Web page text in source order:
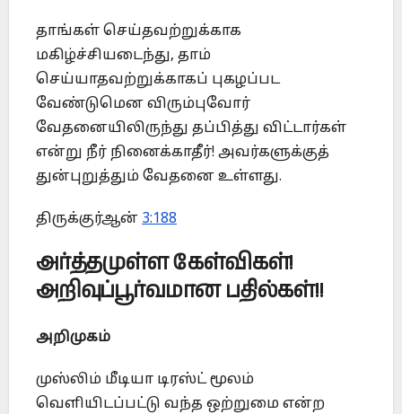
தாங்கள் செய்தவற்றுக்காக
மகிழ்ச்சியடைந்து, தாம்
செய்யாதவற்றுக்காகப் புகழப்பட
வேண்டுமென விரும்புவோர்
வேதனையிலிருந்து தப்பித்து விட்டார்கள்
என்று நீர் நினைக்காதீர்! அவர்களுக்குத்
துன்புறுத்தும் வேதனை உள்ளது.
திருக்குர்ஆன் 3:188
அர்த்தமுள்ள கேள்விகள்!
அறிவுப்பூர்வமான பதில்கள்!!
அறிமுகம்
முஸ்லிம் மீடியா டிரஸ்ட் மூலம்
வெளியிடப்பட்டு வந்த ஒற்றுமை என்ற